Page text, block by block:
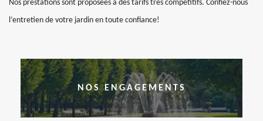
Nos prestations sont proposées à des tarifs très compétitifs. Confiez-nous
l’entretien de votre jardin en toute confiance!
NOS ENGAGEMENTS